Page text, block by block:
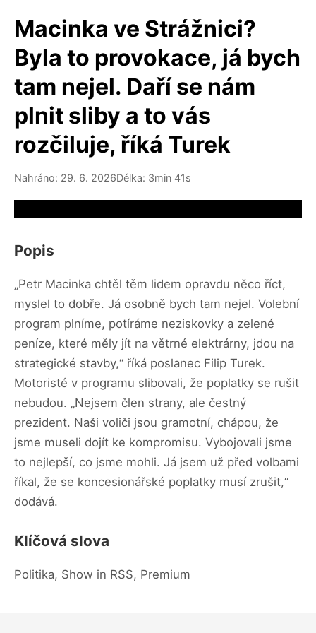
Macinka ve Strážnici?
Byla to provokace, já bych
tam nejel. Daří se nám
plnit sliby a to vás
rozčiluje, říká Turek
Nahráno: 29. 6. 2026Délka: 3min 41s
Popis
„Petr Macinka chtěl těm lidem opravdu něco říct,
myslel to dobře. Já osobně bych tam nejel. Volební
program plníme, potíráme neziskovky a zelené
peníze, které měly jít na větrné elektrárny, jdou na
strategické stavby,“ říká poslanec Filip Turek.
Motoristé v programu slibovali, že poplatky se rušit
nebudou. „Nejsem člen strany, ale čestný
prezident. Naši voliči jsou gramotní, chápou, že
jsme museli dojít ke kompromisu. Vybojovali jsme
to nejlepší, co jsme mohli. Já jsem už před volbami
říkal, že se koncesionářské poplatky musí zrušit,“
dodává.
Klíčová slova
Politika, Show in RSS, Premium